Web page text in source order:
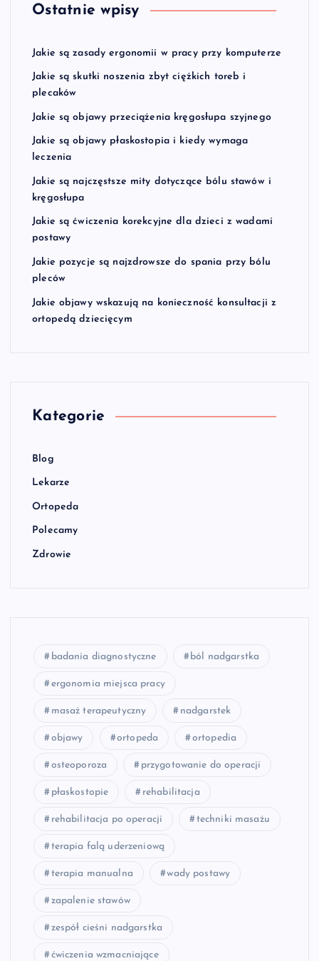
Ostatnie wpisy
Jakie są zasady ergonomii w pracy przy komputerze
Jakie są skutki noszenia zbyt ciężkich toreb i
plecaków
Jakie są objawy przeciążenia kręgosłupa szyjnego
Jakie są objawy płaskostopia i kiedy wymaga
leczenia
Jakie są najczęstsze mity dotyczące bólu stawów i
kręgosłupa
Jakie są ćwiczenia korekcyjne dla dzieci z wadami
postawy
Jakie pozycje są najzdrowsze do spania przy bólu
pleców
Jakie objawy wskazują na konieczność konsultacji z
ortopedą dziecięcym
Kategorie
Blog
Lekarze
Ortopeda
Polecamy
Zdrowie
badania diagnostyczne ból nadgarstka
ergonomia miejsca pracy
masaż terapeutyczny nadgarstek
objawy ortopeda ortopedia
osteoporoza przygotowanie do operacji
płaskostopie rehabilitacja
rehabilitacja po operacji techniki masażu
terapia falą uderzeniową
terapia manualna wady postawy
zapalenie stawów
zespół cieśni nadgarstka
ćwiczenia wzmacniające